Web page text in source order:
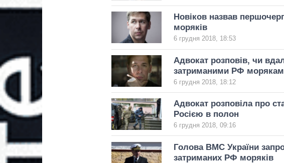
Новіков назвав
моряків
6 грудня 2018, 18:53
Адвокат розповів, чи
затриманими РФ
6 грудня 2018, 18:12
Адвокат розповіла про
Росією в полон
6 грудня 2018, 09:16
Голова ВМС України
затриманих РФ моряків